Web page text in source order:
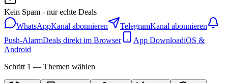
Kein Spam - nur echte Deals
WhatsAppKanal abonnieren TelegramKanal abonnieren
Push-AlarmDeals direkt im Browser App DownloadiOS &
Android
Schritt 1 — Themen wählen